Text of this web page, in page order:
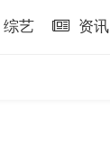
综艺 资讯